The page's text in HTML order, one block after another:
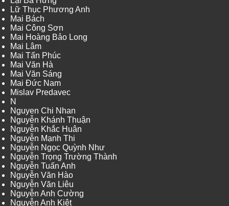
Lữ Thục Phương Anh
Mai Bách
Mai Công Sơn
Mai Hoàng Bảo Long
Mai Lâm
Mai Tấn Phúc
Mai Văn Hà
Mai Văn Sáng
Mai Đức Nam
Mislav Predavec
N
Nguyen Chi Nhan
Nguyễn Khánh Thuận
Nguyễn Khắc Huân
Nguyễn Mạnh Thi
Nguyễn Ngọc Quỳnh Như
Nguyễn Trọng Trường Thành
Nguyễn Tuấn Anh
Nguyễn Văn Hào
Nguyễn Văn Liêu
Nguyễn Anh Cường
Nguyễn Anh Kiệt